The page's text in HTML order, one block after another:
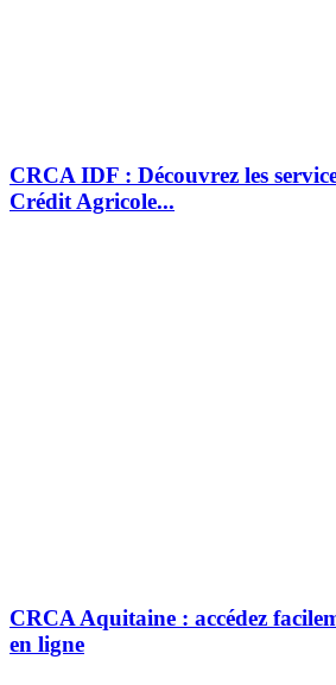
CRCA IDF : Découvrez les
Crédit Agricole...
CRCA Aquitaine : accédez
en ligne